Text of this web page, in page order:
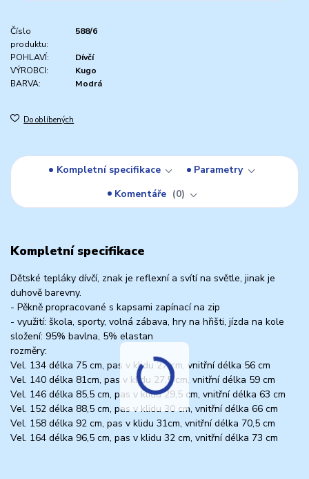
Číslo
produktu:
588/6
POHLAVÍ:
Dívčí
VÝROBCI:
Kugo
BARVA:
Modrá
Do oblíbených
Kompletní specifikace
Parametry
Komentáře
0
Kompletní specifikace
Dětské tepláky dívčí, znak je reflexní a svítí na světle, jinak je
duhově barevny.
- Pěkně propracované s kapsami zapínací na zip
- využití: škola, sporty, volná zábava, hry na hřišti, jízda na kole
složení: 95% bavlna, 5% elastan
rozměry:
Vel. 134 délka 75 cm, pas v klidu 27 cm, vnitřní délka 56 cm
Vel. 140 délka 81cm, pas v klidu 27,5 cm, vnitřní délka 59 cm
Vel. 146 délka 85,5 cm, pas v klidu 29,5 cm, vnitřní délka 63 cm
Vel. 152 délka 88,5 cm, pas v klidu 30 cm, vnitřní délka 66 cm
Vel. 158 délka 92 cm, pas v klidu 31cm, vnitřní délka 70,5 cm
Vel. 164 délka 96,5 cm, pas v klidu 32 cm, vnitřní délka 73 cm